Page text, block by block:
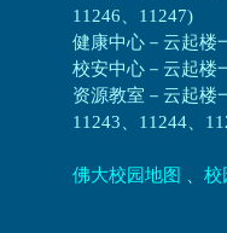
11246、11247)
健康中心－ 云起楼
校安中心－ 云起楼
资源教室 － 云起楼
11243、11244、
佛大校园地图 校